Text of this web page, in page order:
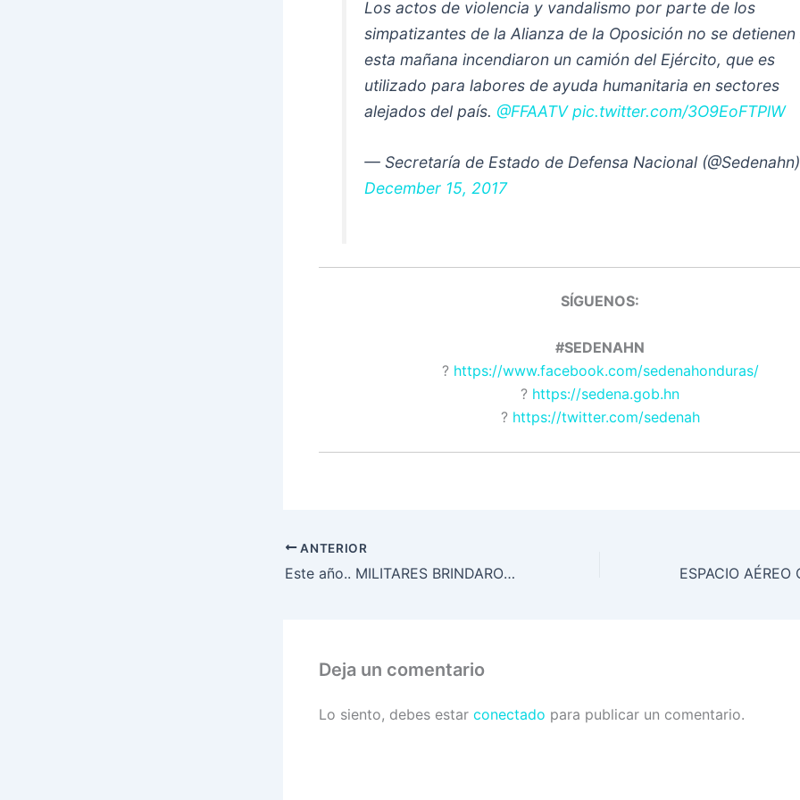
Los actos de violencia y vandalismo por parte de los
simpatizantes de la Alianza de la Oposición no se detienen
esta mañana incendiaron un camión del Ejército, que es
utilizado para labores de ayuda humanitaria en sectores
alejados del país. @FFAATV pic.twitter.com/3O9EoFTPlW
— Secretaría de Estado de Defensa Nacional (@Sedenahn)
December 15, 2017
SÍGUENOS:
#SEDENAHN
? https://www.facebook.com/sedenahonduras/
? https://sedena.gob.hn
? https://twitter.com/sedenah
ANTERIOR
Este año.. MILITARES BRINDARON MÁS DE UN MILLÓN DE SERVICIOS MÉDICOS GRATUITOS AL PUEBLO
Deja un comentario
Lo siento, debes estar conectado para publicar un comentario.